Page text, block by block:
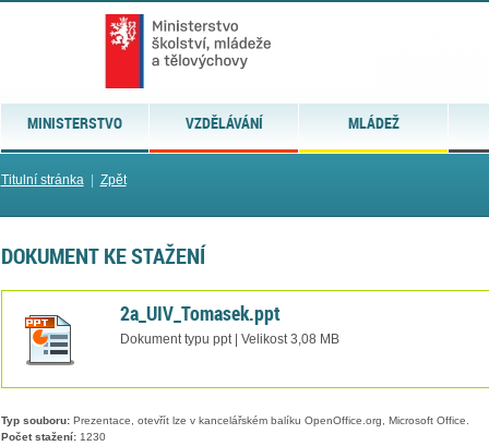
MINISTERSTVO VZDĚLÁVÁNÍ MLÁDEŽ
Titulní stránka| Zpět
DOKUMENT KE STAŽENÍ
2a_UIV_Tomasek.ppt
Dokument typu ppt | Velikost 3,08 MB
Typ souboru:Prezentace, otevřít lze v kancelářském balíku OpenOffice.org, Microsoft Office.
Počet stažení:1230